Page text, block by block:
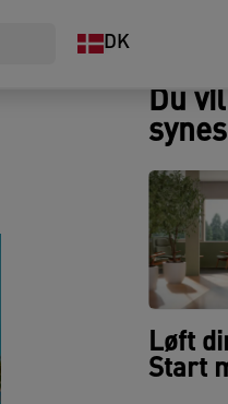
DK
Du
Løft
Start